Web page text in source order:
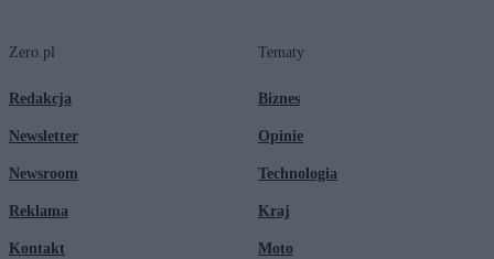
Zero.pl
Redakcja
Newsletter
Newsroom
Reklama
Kontakt
Tematy
Biznes
Opinie
Technologia
Kraj
Moto